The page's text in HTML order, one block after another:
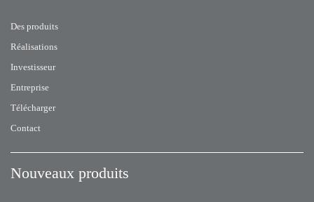
Des produits
Réalisations
Investisseur
Entreprise
Télécharger
Contact
Nouveaux produits